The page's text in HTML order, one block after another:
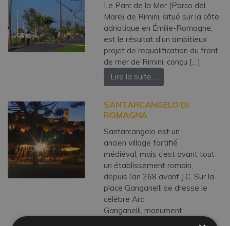
Le Parc de la Mer (Parco del
Mare) de Rimini, situé sur la côte
adriatique en Émilie-Romagne,
est le résultat d’un ambitieux
projet de requalification du front
de mer de Rimini, conçu […]
Lire la suite…
SANTARCANGELO DI
ROMAGNA
Santarcangelo est un
ancien village fortifié
médiéval, mais c’est avant tout
un établissement romain,
depuis l’an 268 avant J.C. Sur la
place Ganganelli se dresse le
célèbre Arc
Ganganelli, monument